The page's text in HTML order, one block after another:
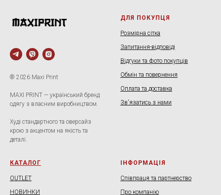
® 2026 Maxi Print
MAXI PRINT — український бренд
одягу з власним виробництвом.
Худі стандартного та оверсайз
крою з акцентом на якість та
деталі.
ДЛЯ ПОКУПЦЯ
Розмірна сітка
Запитання-відповіді
Відгуки та фото покупців
Обмін та повернення
Оплата та доставка
Зв'язатись з нами
КАТАЛОГ
OUTLET
НОВИНКИ
ІНФОРМАЦІЯ
Співпраця та партнерство
Про компанію